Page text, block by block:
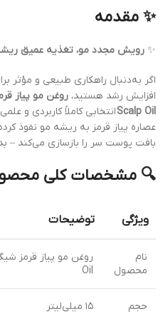
✨ مقدمه
✨ رویش مجدد مو، تغذیه عمیق
اگر به‌دنبال راهکاری طبیعی و
افزایش رشد هستید،
Scalp Oilانتخابی کاملاً کاربردی و
عصاره پیاز قرمز به ریشه مو نفوذ
بافت پوست سر را بازسازی می‌کند –
🔍 مشخصات کلی
ویژگی توضیحات
نام
محصول
Oil
حجم ۱۵ میلی‌لیتر